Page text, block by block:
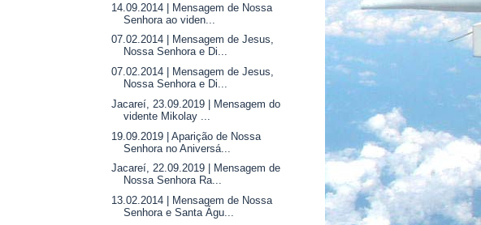
14.09.2014 | Mensagem de Nossa
Senhora ao viden...
07.02.2014 | Mensagem de Jesus,
Nossa Senhora e Di...
07.02.2014 | Mensagem de Jesus,
Nossa Senhora e Di...
Jacareí, 23.09.2019 | Mensagem do
vidente Mikolay ...
19.09.2019 | Aparição de Nossa
Senhora no Aniversá...
Jacareí, 22.09.2019 | Mensagem de
Nossa Senhora Ra...
13.02.2014 | Mensagem de Nossa
Senhora e Santa Águ...